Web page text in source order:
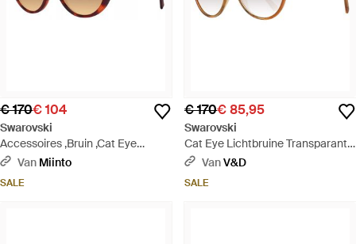
€ 170€ 104
Swarovski
Accessoires ,Bruin ,Cat Eye
Acetaat Zonnebril - Bruin
Van Miinto
SALE
€ 170€ 85,95
Swarovski
Cat Eye Lichtbruine Transparante
Bruine Gradiënt Zonnebril
VanV&D
SALE